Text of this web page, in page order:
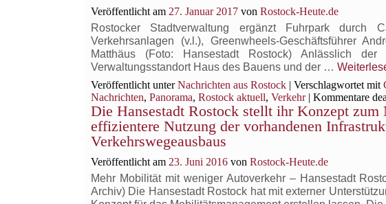
„Rostock
will
Alternativen
zum
Auto
aufzeigen
Veröffentlicht am 27. Januar 2017 von Rostock-Heute.de
Rostocker Stadtverwaltung ergänzt Fuhrpark
Verkehrsanlagen (v.l.), Greenwheels-Geschäftsführer
Matthäus (Foto: Hansestadt Rostock) Anlässlich
Verwaltungsstandort Haus des Bauens und der …
Veröffentlicht unter Nachrichten aus Rostock | Verschlagwortet mit
Nachrichten, Panorama, Rostock aktuell, Verkehr | Kommentare
Die Hansestadt Rostock stellt ihr Konzept
effizientere Nutzung der vorhandenen
Verkehrswegeausbaus
Veröffentlicht am 23. Juni 2016 von Rostock-Heute.de
Mehr Mobilität mit weniger Autoverkehr – Hansestadt
Archiv) Die Hansestadt Rostock hat mit externer